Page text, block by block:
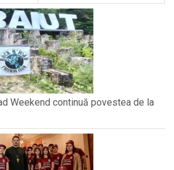
Weekend continuă povestea de la